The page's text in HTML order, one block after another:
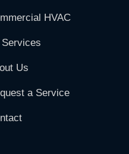
HVAC
Us
a Service